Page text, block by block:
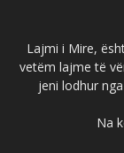
Lajmi i Mire,
vetëm lajme të
jeni lodhur
Na